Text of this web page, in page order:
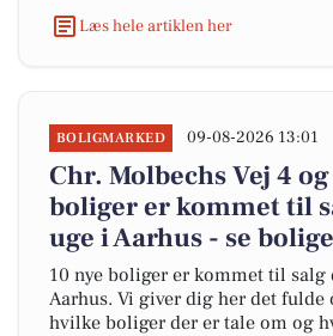
Læs hele artiklen her
BOLIGMARKED 09-08-2026 13:01
Chr. Molbechs Vej 4
boliger er kommet til
uge i Aarhus - se
10 nye boliger er kommet til salg
Aarhus. Vi giver dig her det fulde
hvilke boliger der er tale om og